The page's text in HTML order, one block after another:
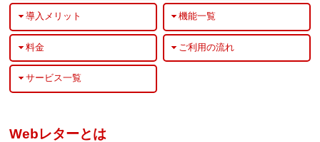
導入メリット 機能一覧
料金 ご利用の流れ
サービス一覧
Webレターとは